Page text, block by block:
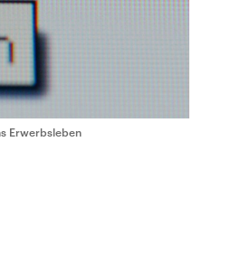
Erwerbsleben